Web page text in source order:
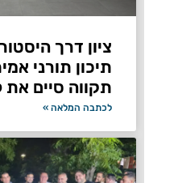
ציון דרך
תיכון תורני
תקווה סיים את
לכתבה המלאה »